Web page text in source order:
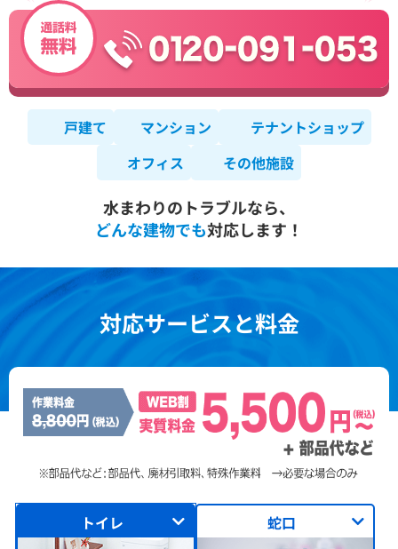
戸建て マンション
テナントショップ
オフィス
その他施設
水まわりのトラブルなら、
どんな建物でも対応します！
対応サービスと料金
トイレ 蛇口